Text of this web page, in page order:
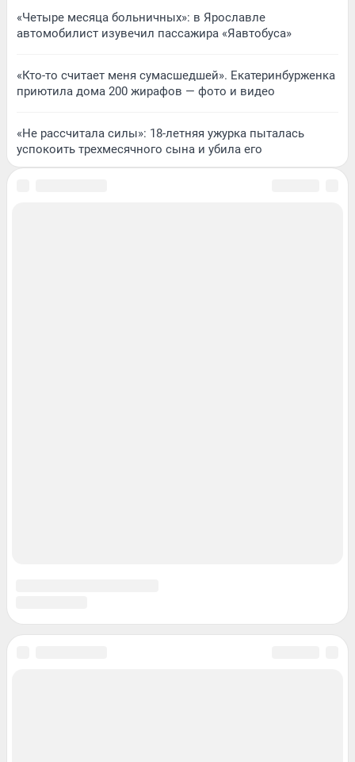
«Четыре месяца больничных»: в Ярославле
автомобилист изувечил пассажира «Яавтобуса»
«Кто-то считает меня сумасшедшей». Екатеринбурженка
приютила дома 200 жирафов — фото и видео
«Не рассчитала силы»: 18-летняя ужурка пыталась
успокоить трехмесячного сына и убила его